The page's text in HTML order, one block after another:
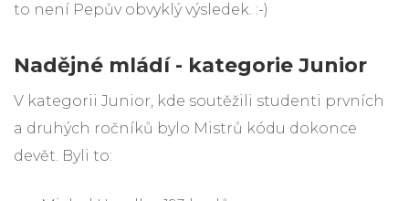
to není Pepův obvyklý výsledek. :-)
Nadějné mládí - kategorie Junior
V kategorii Junior, kde soutěžili studenti prvních
a druhých ročníků bylo Mistrů kódu dokonce
devět. Byli to: